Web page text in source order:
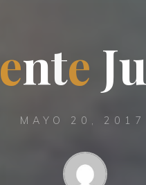
ente Ju
MAYO 20, 2017